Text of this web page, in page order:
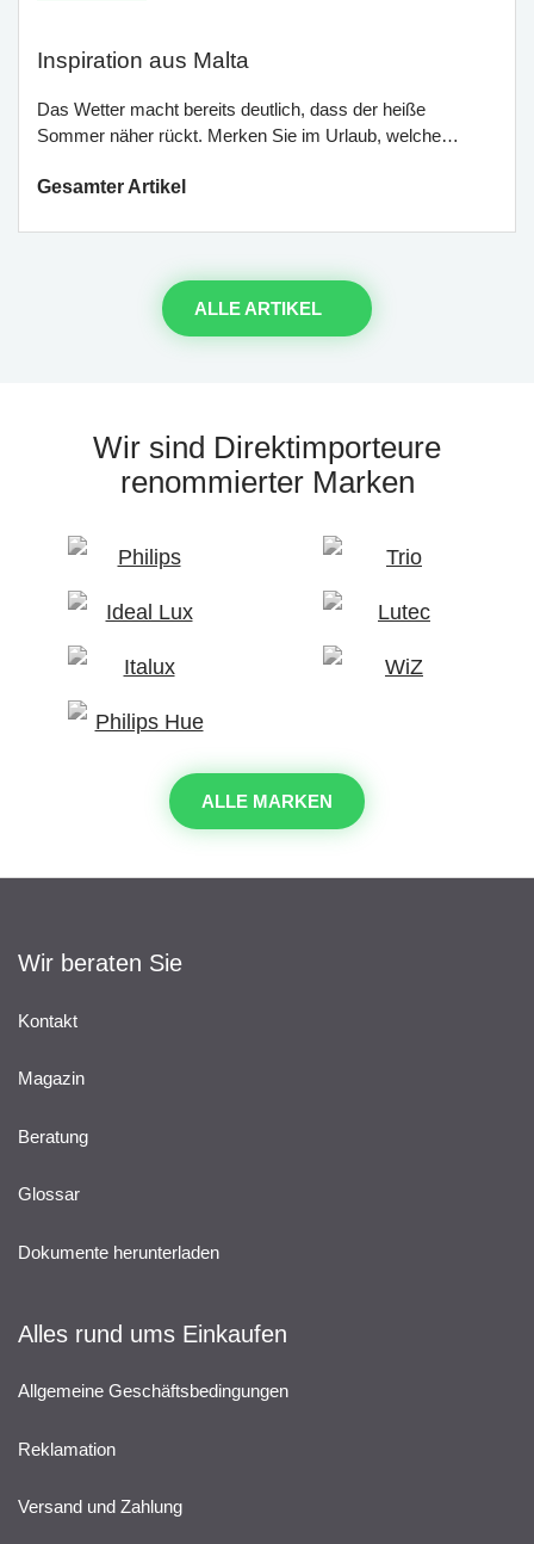
Inspiration aus Malta
Das Wetter macht bereits deutlich, dass der heiße
Sommer näher rückt. Merken Sie im Urlaub, welche…
Gesamter Artikel
ALLE ARTIKEL
Wir sind Direktimporteure
renommierter Marken
ALLE MARKEN
Wir beraten Sie
Kontakt
Magazin
Beratung
Glossar
Dokumente herunterladen
Alles rund ums Einkaufen
Allgemeine Geschäftsbedingungen
Reklamation
Versand und Zahlung